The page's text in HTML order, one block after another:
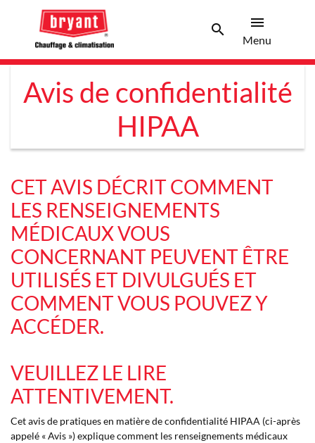
searchSearch
menu
Menu
Avis de confidentialité
HIPAA
CET AVIS DÉCRIT COMMENT
LES RENSEIGNEMENTS
MÉDICAUX VOUS
CONCERNANT PEUVENT ÊTRE
UTILISÉS ET DIVULGUÉS ET
COMMENT VOUS POUVEZ Y
ACCÉDER.
VEUILLEZ LE LIRE
ATTENTIVEMENT.
Cet avis de pratiques en matière de confidentialité HIPAA (ci-après
appelé « Avis ») explique comment les renseignements médicaux